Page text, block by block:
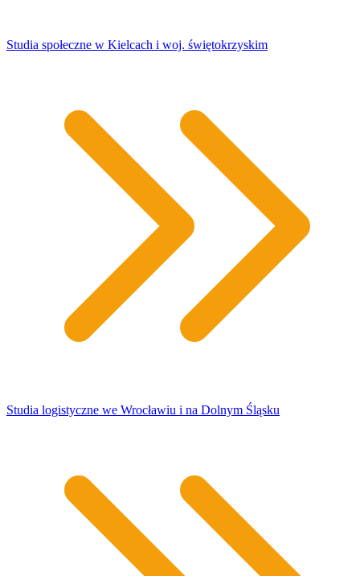
Studia społeczne w Kielcach i woj. świętokrzyskim
Studia logistyczne we Wrocławiu i na Dolnym Śląsku